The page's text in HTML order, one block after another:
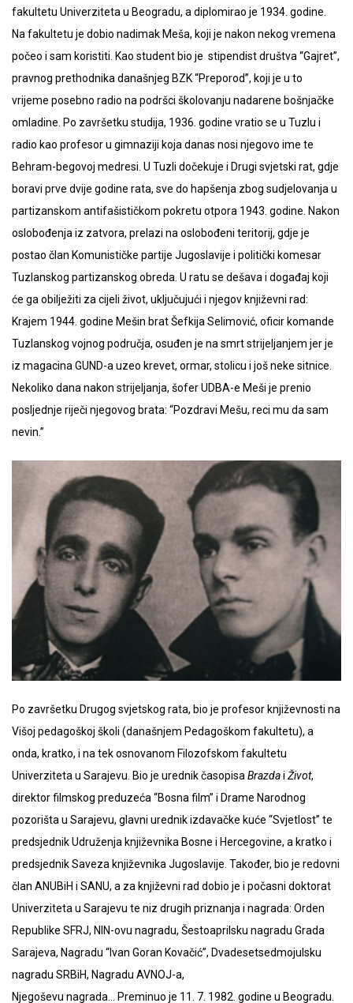
fakultetu Univerziteta u Beogradu, a diplomirao je 1934. godine.
Na fakultetu je dobio nadimak Meša, koji je nakon nekog vremena
počeo i sam koristiti. Kao student bio je stipendist društva “Gajret”,
pravnog prethodnika današnjeg BZK “Preporod”, koji je u to
vrijeme posebno radio na podršci školovanju nadarene bošnjačke
omladine. Po završetku studija, 1936. godine vratio se u Tuzlu i
radio kao profesor u gimnaziji koja danas nosi njegovo ime te
Behram-begovoj medresi. U Tuzli dočekuje i Drugi svjetski rat, gdje
boravi prve dvije godine rata, sve do hapšenja zbog sudjelovanja u
partizanskom antifašističkom pokretu otpora 1943. godine. Nakon
oslobođenja iz zatvora, prelazi na oslobođeni teritorij, gdje je
postao član Komunističke partije Jugoslavije i politički komesar
Tuzlanskog partizanskog obreda. U ratu se dešava i događaj koji
će ga obilježiti za cijeli život, uključujući i njegov književni rad:
Krajem 1944. godine Mešin brat Šefkija Selimović, oficir komande
Tuzlanskog vojnog područja, osuđen je na smrt strijeljanjem jer je
iz magacina GUND-a uzeo krevet, ormar, stolicu i još neke sitnice.
Nekoliko dana nakon strijeljanja, šofer UDBA-e Meši je prenio
posljednje riječi njegovog brata: “Pozdravi Mešu, reci mu da sam
nevin.”
Po završetku Drugog svjetskog rata, bio je profesor književnosti na
Višoj pedagoškoj školi (današnjem Pedagoškom fakultetu), a
onda, kratko, i na tek osnovanom Filozofskom fakultetu
Univerziteta u Sarajevu. Bio je urednik časopisa Brazdai Život,
direktor filmskog preduzeća “Bosna film” i Drame Narodnog
pozorišta u Sarajevu, glavni urednik izdavačke kuće “Svjetlost” te
predsjednik Udruženja književnika Bosne i Hercegovine, a kratko i
predsjednik Saveza književnika Jugoslavije. Također, bio je redovni
član ANUBiH i SANU, a za književni rad dobio je i počasni doktorat
Univerziteta u Sarajevu te niz drugih priznanja i nagrada: Orden
Republike SFRJ, NIN-ovu nagradu, Šestoaprilsku nagradu Grada
Sarajeva, Nagradu “Ivan Goran Kovačić”, Dvadesetsedmojulsku
nagradu SRBiH, Nagradu AVNOJ-a,
Njegoševu nagrada… Preminuo je 11. 7. 1982. godine u Beogradu.